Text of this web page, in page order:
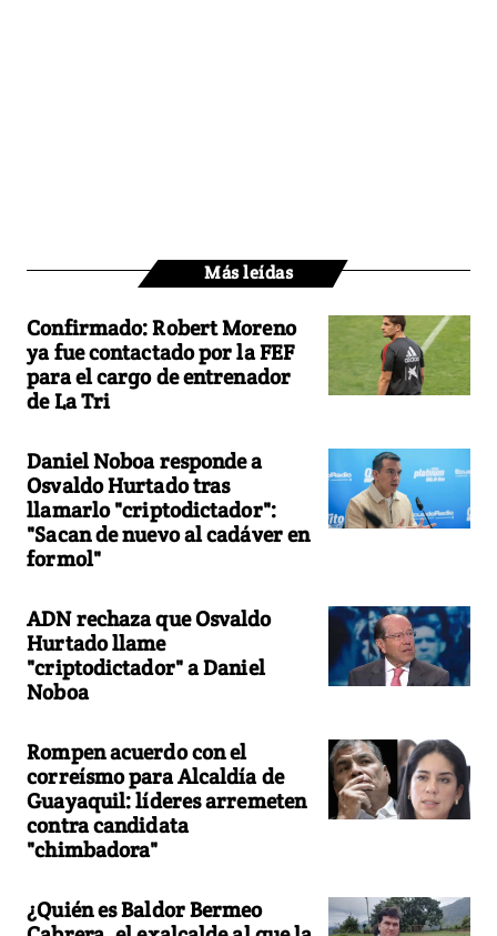
Más leídas
Confirmado: Robert Moreno
ya fue contactado por la FEF
para el cargo de entrenador
de La Tri
Daniel Noboa responde a
Osvaldo Hurtado tras
llamarlo "criptodictador":
"Sacan de nuevo al cadáver en
formol"
ADN rechaza que Osvaldo
Hurtado llame
"criptodictador" a Daniel
Noboa
Rompen acuerdo con el
correísmo para Alcaldía de
Guayaquil: líderes arremeten
contra candidata
"chimbadora"
¿Quién es Baldor Bermeo